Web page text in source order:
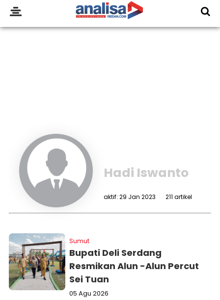
Hadi Iswanto
aktif: 29 Jan 2023 211 artikel
Sumut
Bupati Deli Serdang
Resmikan Alun -Alun Percut
Sei Tuan
05 Agu 2026